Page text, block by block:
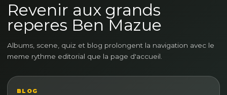
Revenir aux grands
reperes Ben Mazue
Albums, scene, quiz et blog prolongent la navigation avec le
meme rythme editorial que la page d'accueil.
BLOG